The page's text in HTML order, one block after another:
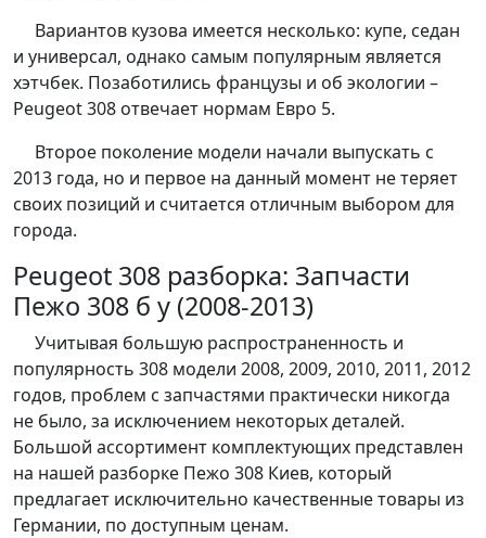
Вариантов кузова имеется несколько: купе, седан
и универсал, однако самым популярным является
хэтчбек. Позаботились французы и об экологии –
Peugeot 308 отвечает нормам Евро 5.
Второе поколение модели начали выпускать с
2013 года, но и первое на данный момент не теряет
своих позиций и считается отличным выбором для
города.
Peugeot 308 разборка: Запчасти
Пежо 308 б у (2008-2013)
Учитывая большую распространенность и
популярность 308 модели 2008, 2009, 2010, 2011, 2012
годов, проблем с запчастями практически никогда
не было, за исключением некоторых деталей.
Большой ассортимент комплектующих представлен
на нашей разборке Пежо 308 Киев, который
предлагает исключительно качественные товары из
Германии, по доступным ценам.